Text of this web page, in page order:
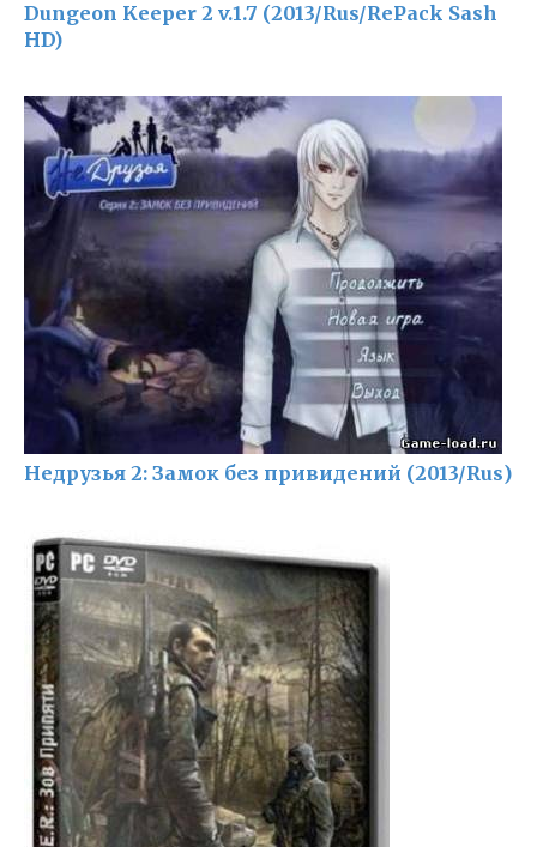
Dungeon Keeper 2 v.1.7 (2013/Rus/RePack Sash
HD)
Недрузья 2: Замок без привидений (2013/Rus)